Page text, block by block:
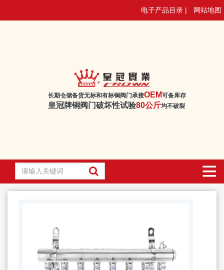
电子产品目录 | 网站地图
长期仓储备货无标和有标铜阀门承接OEM可备库存
皇冠牌铜阀门破坏性试验80公斤均不破裂